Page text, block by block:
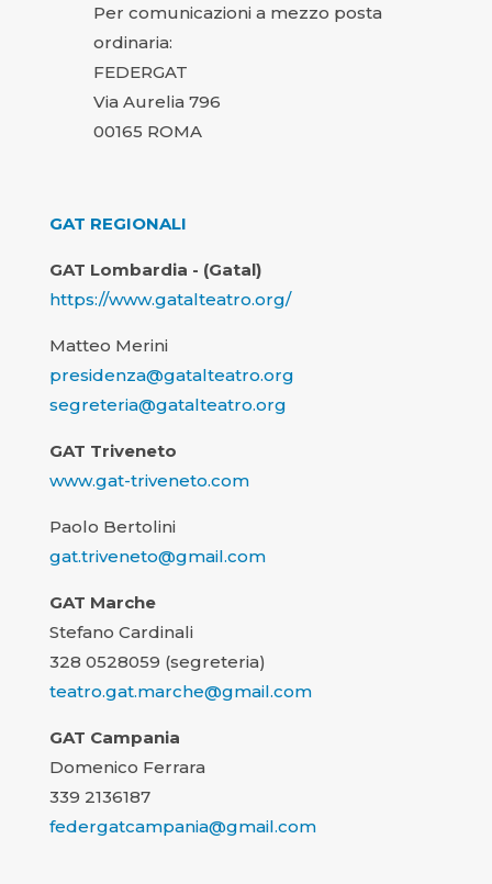
Per comunicazioni a mezzo posta
ordinaria:
FEDERGAT
Via Aurelia 796
00165 ROMA
GAT REGIONALI
GAT Lombardia - (Gatal)
https://www.gatalteatro.org/
Matteo Merini
presidenza@gatalteatro.org
segreteria@gatalteatro.org
GAT Triveneto
www.gat-triveneto.com
Paolo Bertolini
gat.triveneto@gmail.com
GAT Marche
Stefano Cardinali
328 0528059 (segreteria)
teatro.gat.marche@gmail.com
GAT Campania
Domenico Ferrara
339 2136187
federgatcampania@gmail.com